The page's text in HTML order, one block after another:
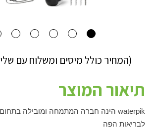
(המחיר כולל מיסים ומשלוח עם
תיאור המוצר
waterpik הינה חברה המתמחה ומובילה בתחום
לבריאות הפה